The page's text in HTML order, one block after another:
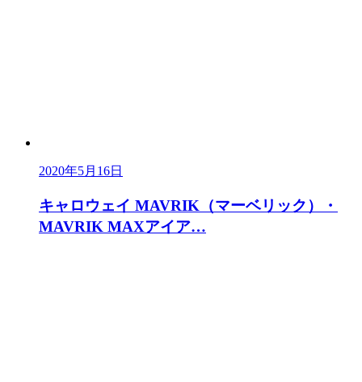
2020年5月16日
キャロウェイ MAVRIK（マーベリック）・
MAVRIK MAXアイア…